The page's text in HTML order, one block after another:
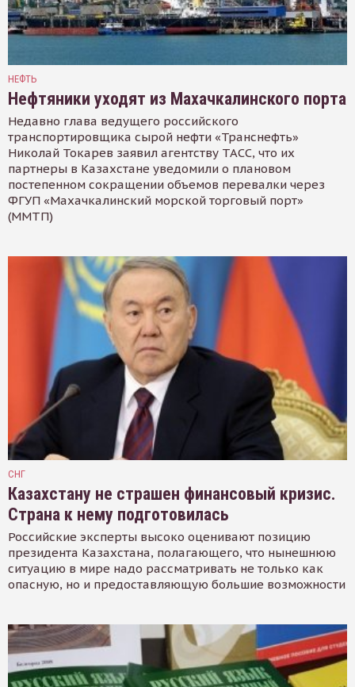
НЕФТЬ
Нефтяники уходят из Махачкалинского порта
Недавно глава ведущего российского
транспортировщика сырой нефти «Транснефть»
Николай Токарев заявил агентству ТАСС, что их
партнеры в Казахстане уведомили о плановом
постепенном сокращении объемов перевалки через
ФГУП «Махачкалинский морской торговый порт»
(ММТП)
СНГ
Казахстану не страшен финансовый кризис.
Страна к нему подготовилась
Российские эксперты высоко оценивают позицию
президента Казахстана, полагающего, что нынешнюю
ситуацию в мире надо рассматривать не только как
опасную, но и предоставляющую большие возможности